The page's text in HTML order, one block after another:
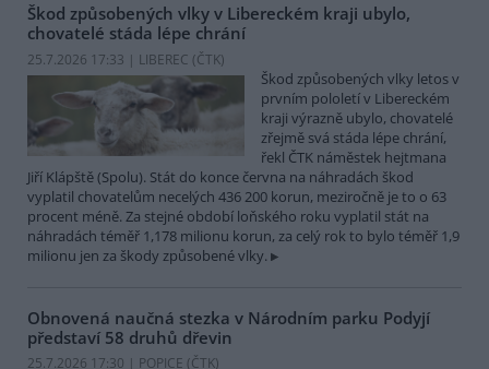
Škod způsobených vlky v Libereckém kraji ubylo,
chovatelé stáda lépe chrání
25.7.2026 17:33 | LIBEREC (ČTK)
Škod způsobených vlky letos v
prvním pololetí v Libereckém
kraji výrazně ubylo, chovatelé
zřejmě svá stáda lépe chrání,
řekl ČTK náměstek hejtmana
Jiří Klápště (Spolu). Stát do konce června na náhradách škod
vyplatil chovatelům necelých 436 200 korun, meziročně je to o 63
procent méně. Za stejné období loňského roku vyplatil stát na
náhradách téměř 1,178 milionu korun, za celý rok to bylo téměř 1,9
milionu jen za škody způsobené vlky.
Obnovená naučná stezka v Národním parku Podyjí
představí 58 druhů dřevin
25.7.2026 17:30 | POPICE (ČTK)